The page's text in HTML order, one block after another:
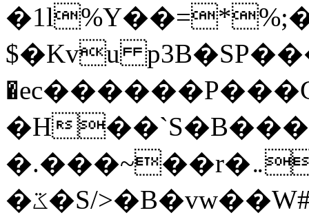
$�Kvu
�H
�.���~��r�޼�}�܅�mؕWu���K}
�ػ�S/>�B�vw��W#�I��*]\W��)Ħ�1��fC}